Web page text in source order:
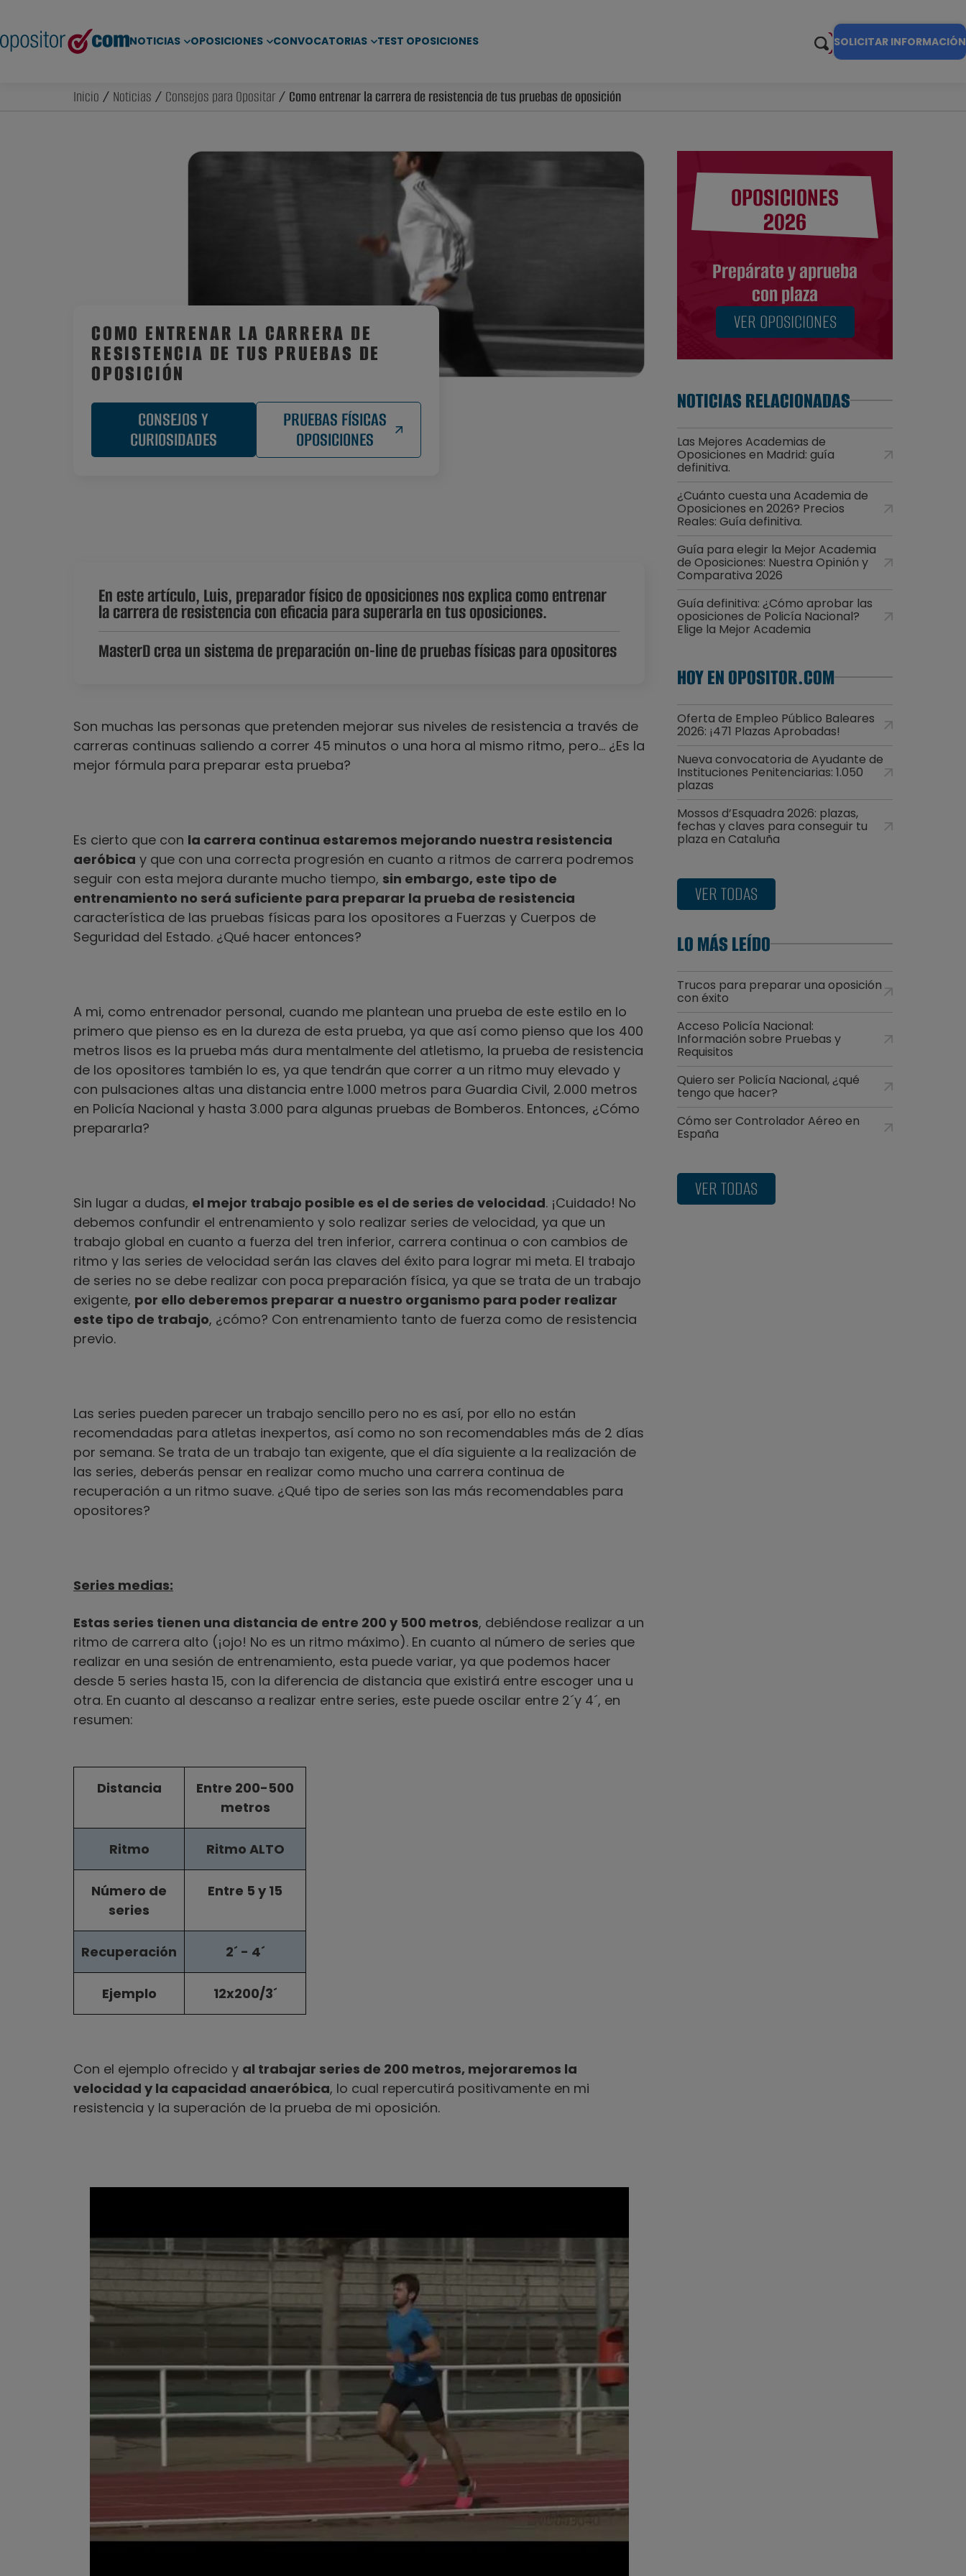
NOTICIAS OPOSICIONES CONVOCATORIAS TEST OPOSICIONES SOLICITAR INFORMACIÓN
Inicio / Noticias / Consejos para Opositar/ Como entrenar la carrera de resistencia de tus pruebas de oposición
COMO ENTRENAR LA CARRERA DE
RESISTENCIA DE TUS PRUEBAS DE
OPOSICIÓN
CONSEJOS Y
CURIOSIDADES
PRUEBAS FÍSICAS
OPOSICIONES
En este artículo, Luis, preparador físico de oposiciones nos explica como entrenar
la carrera de resistencia con eficacia para superarla en tus oposiciones.
MasterD crea un sistema de preparación on-line de pruebas físicas para opositores
Son muchas las personas que pretenden mejorar sus niveles de resistencia a través de
carreras continuas saliendo a correr 45 minutos o una hora al mismo ritmo, pero… ¿Es la
mejor fórmula para preparar esta prueba?
Es cierto que con la carrera continua estaremos mejorando nuestra resistencia
aeróbica y que con una correcta progresión en cuanto a ritmos de carrera podremos
seguir con esta mejora durante mucho tiempo, sin embargo, este tipo de
entrenamiento no será suficiente para preparar la prueba de resistencia
característica de las pruebas físicas para los opositores a Fuerzas y Cuerpos de
Seguridad del Estado. ¿Qué hacer entonces?
A mi, como entrenador personal, cuando me plantean una prueba de este estilo en lo
primero que pienso es en la dureza de esta prueba, ya que así como pienso que los 400
metros lisos es la prueba más dura mentalmente del atletismo, la prueba de resistencia
de los opositores también lo es, ya que tendrán que correr a un ritmo muy elevado y
con pulsaciones altas una distancia entre 1.000 metros para Guardia Civil, 2.000 metros
en Policía Nacional y hasta 3.000 para algunas pruebas de Bomberos. Entonces, ¿Cómo
prepararla?
Sin lugar a dudas, el mejor trabajo posible es el de series de velocidad. ¡Cuidado! No
debemos confundir el entrenamiento y solo realizar series de velocidad, ya que un
trabajo global en cuanto a fuerza del tren inferior, carrera continua o con cambios de
ritmo y las series de velocidad serán las claves del éxito para lograr mi meta. El trabajo
de series no se debe realizar con poca preparación física, ya que se trata de un trabajo
exigente, por ello deberemos preparar a nuestro organismo para poder realizar
este tipo de trabajo, ¿cómo? Con entrenamiento tanto de fuerza como de resistencia
previo.
Las series pueden parecer un trabajo sencillo pero no es así, por ello no están
recomendadas para atletas inexpertos, así como no son recomendables más de 2 días
por semana. Se trata de un trabajo tan exigente, que el día siguiente a la realización de
las series, deberás pensar en realizar como mucho una carrera continua de
recuperación a un ritmo suave. ¿Qué tipo de series son las más recomendables para
opositores?
Series medias:
Estas series tienen una distancia de entre 200 y 500 metros, debiéndose realizar a un
ritmo de carrera alto (¡ojo! No es un ritmo máximo). En cuanto al número de series que
realizar en una sesión de entrenamiento, esta puede variar, ya que podemos hacer
desde 5 series hasta 15, con la diferencia de distancia que existirá entre escoger una u
otra. En cuanto al descanso a realizar entre series, este puede oscilar entre 2´y 4´, en
resumen:
Distancia
Entre 200-500
metros
Ritmo Ritmo ALTO
Número de
series
Entre 5 y 15
Recuperación 2´ - 4´
Ejemplo 12x200/3´
Con el ejemplo ofrecido y al trabajar series de 200 metros, mejoraremos la
velocidad y la capacidad anaeróbica, lo cual repercutirá positivamente en mi
resistencia y la superación de la prueba de mi oposición.
OPOSICIONES
2026
Prepárate y aprueba
con plaza
VER OPOSICIONES
NOTICIAS RELACIONADAS
Las Mejores Academias de
Oposiciones en Madrid: guía
definitiva.
¿Cuánto cuesta una Academia de
Oposiciones en 2026? Precios
Reales: Guía definitiva.
Guía para elegir la Mejor Academia
de Oposiciones: Nuestra Opinión y
Comparativa 2026
Guía definitiva: ¿Cómo aprobar las
oposiciones de Policía Nacional?
Elige la Mejor Academia
HOY EN OPOSITOR.COM
Oferta de Empleo Público Baleares
2026: ¡471 Plazas Aprobadas!
Nueva convocatoria de Ayudante de
Instituciones Penitenciarias: 1.050
plazas
Mossos d’Esquadra 2026: plazas,
fechas y claves para conseguir tu
plaza en Cataluña
VER TODAS
LO MÁS LEÍDO
Trucos para preparar una oposición
con éxito
Acceso Policía Nacional:
Información sobre Pruebas y
Requisitos
Quiero ser Policía Nacional, ¿qué
tengo que hacer?
Cómo ser Controlador Aéreo en
España
VER TODAS